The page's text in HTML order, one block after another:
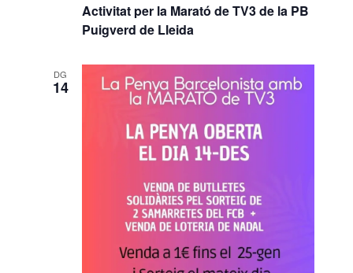
Activitat per la Marató de TV3 de la PB
Puigverd de Lleida
DG
14